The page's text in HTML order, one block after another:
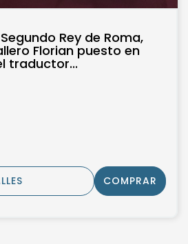
Rey de Roma,
Florian puesto en
traductor...
COMPRAR